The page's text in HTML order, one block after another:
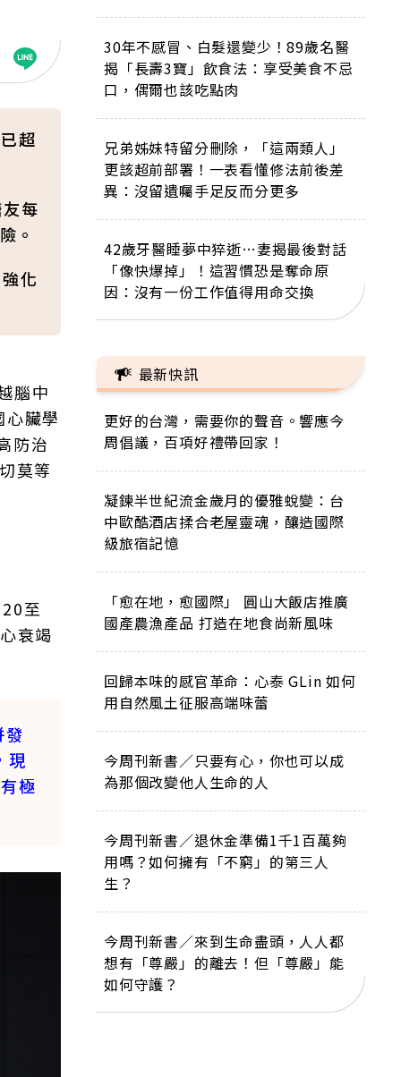
超
每
。
化
腦中
臟學
防治
莫等
至
衰竭
發
現
極
30年不感冒、白髮還變少！89歲名醫
揭「長壽3寶」飲食法：享受美食不忌
口，偶爾也該吃點肉
兄弟姊妹特留分刪除，「這兩類人」
更該超前部署！一表看懂修法前後差
異：沒留遺囑手足反而分更多
42歲牙醫睡夢中猝逝…妻揭最後對話
「像快爆掉」！這習慣恐是奪命原
因：沒有一份工作值得用命交換
最新快訊
更好的台灣，需要你的聲音。響應今
周倡議，百項好禮帶回家！
凝鍊半世紀流金歲月的優雅蛻變：台
中歐酷酒店揉合老屋靈魂，釀造國際
級旅宿記憶
「愈在地，愈國際」 圓山大飯店推廣
國產農漁產品 打造在地食尚新風味
回歸本味的感官革命：心泰 GLin 如何
用自然風土征服高端味蕾
今周刊新書／只要有心，你也可以成
為那個改變他人生命的人
今周刊新書／退休金準備1千1百萬夠
用嗎？如何擁有「不窮」的第三人
生？
今周刊新書／來到生命盡頭，人人都
想有「尊嚴」的離去！但「尊嚴」能
如何守護？